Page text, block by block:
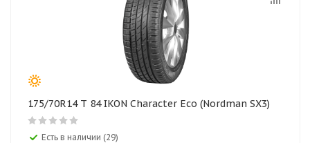
175/70R14 T 84 IKON Character Eco (Nordman SX3)
Есть в наличии (29)